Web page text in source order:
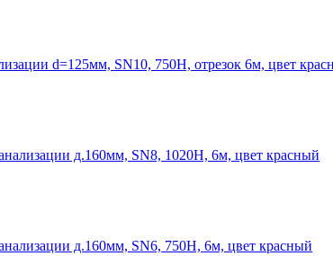
d=125мм, SN10, 750Н, отрезок 6м, цвет
д.160мм, SN8, 1020Н, 6м, цвет красный
д.160мм, SN6, 750Н, 6м, цвет красный